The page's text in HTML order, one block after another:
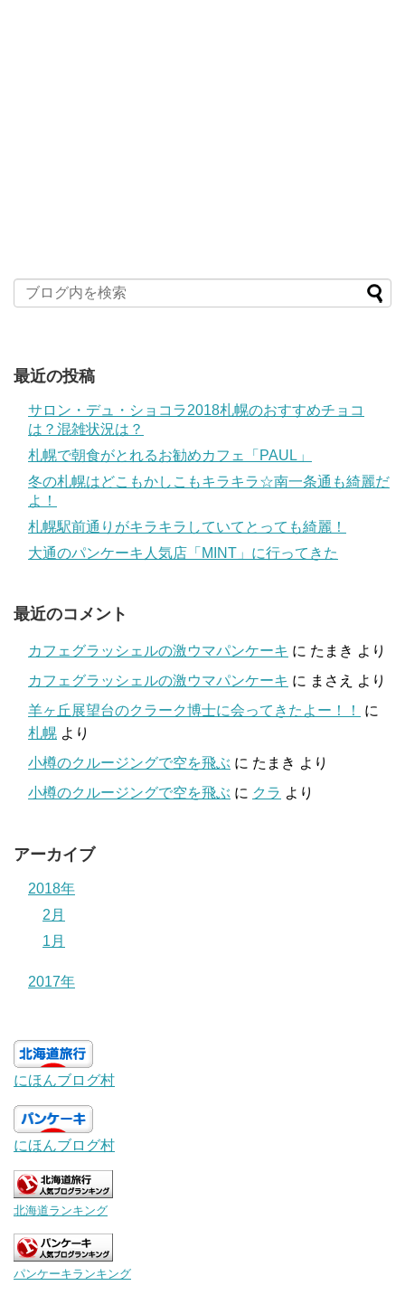
最近の投稿
サロン・デュ・ショコラ2018札幌のおすすめチョコ
は？混雑状況は？
札幌で朝食がとれるお勧めカフェ「PAUL」
冬の札幌はどこもかしこもキラキラ☆南一条通も綺麗だ
よ！
札幌駅前通りがキラキラしていてとっても綺麗！
大通のパンケーキ人気店「MINT」に行ってきた
最近のコメント
カフェグラッシェルの激ウマパンケーキ に たまき より
カフェグラッシェルの激ウマパンケーキ に まさえ
より
羊ヶ丘展望台のクラーク博士に会ってきたよー！！
に
札幌 より
小樽のクルージングで空を飛ぶ に たまき より
小樽のクルージングで空を飛ぶ に クラ より
アーカイブ
2018年
2月
1月
2017年
にほんブログ村
にほんブログ村
北海道ランキング
パンケーキランキング